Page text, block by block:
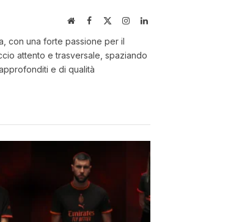
WebsiteFacebook InstagramLinkedIn
con una forte passione per il
attento e trasversale, spaziando
e di qualità